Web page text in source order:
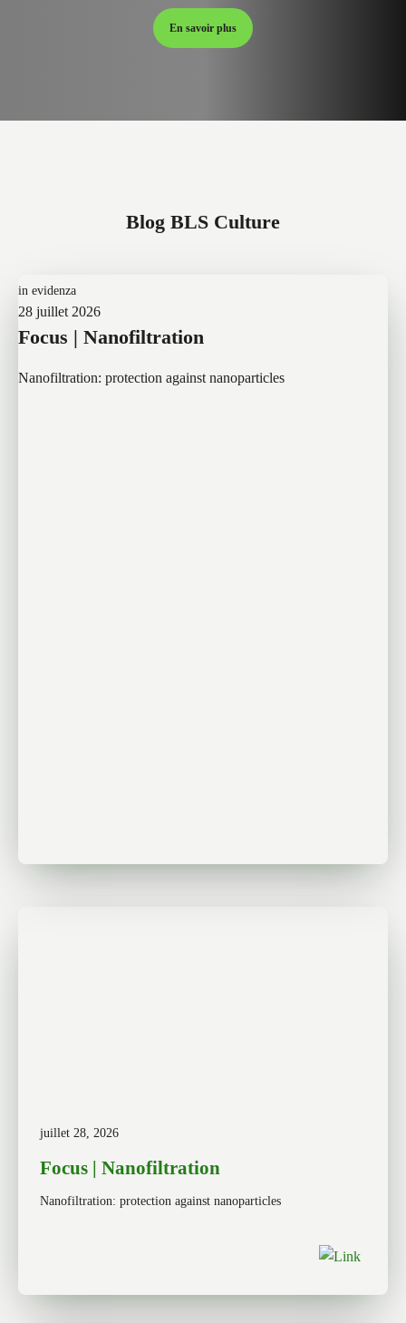
En savoir plus
Blog BLS Culture
in evidenza
28 juillet 2026
Focus | Nanofiltration
Nanofiltration: protection against nanoparticles
juillet 28, 2026
Focus | Nanofiltration
Nanofiltration: protection against nanoparticles